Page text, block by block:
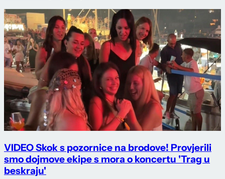
VIDEO Skok s pozornice na brodove! Provjerili
smo dojmove ekipe s mora o koncertu 'Trag u
beskraju'